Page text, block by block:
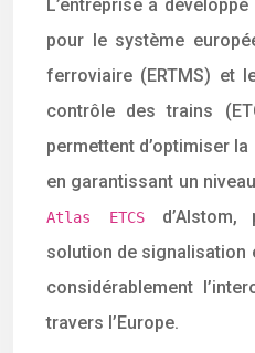
L’entreprise a
pour le système
ferroviaire (ERTMS) et
contrôle des trains
permettent d’optimiser
en garantissant un
Atlas ETCS
solution de signalisation
considérablement
travers l’Europe.